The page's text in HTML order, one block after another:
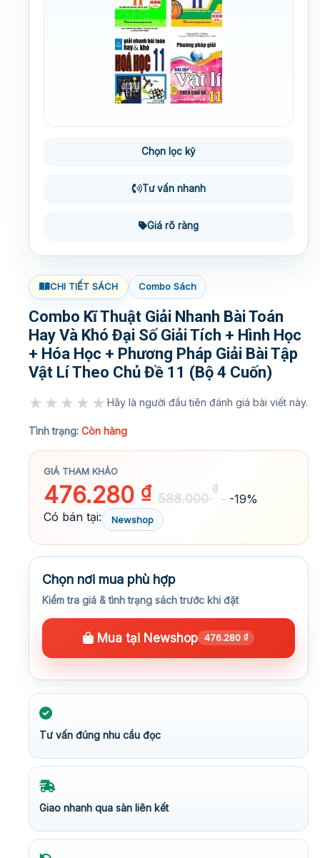
Chọn lọc kỹ
Tư vấn nhanh
Giá rõ ràng
CHI TIẾT SÁCH Combo Sách
Combo Kĩ Thuật Giải Nhanh Bài Toán
Hay Và Khó Đại Số Giải Tích + Hình Học
+ Hóa Học + Phương Pháp Giải Bài Tập
Vật Lí Theo Chủ Đề 11 (Bộ 4 Cuốn)
★★★★★ Hãy là người đầu tiên đánh giá bài viết này.
Tình trạng: Còn hàng
GIÁ THAM KHẢO
476.280 ₫ 588.000
₫
-19%
Có bán tại:
Newshop
Chọn nơi mua phù hợp
Kiểm tra giá & tình trạng sách trước khi đặt
Mua tại Newshop 476.280 ₫
Tư vấn đúng nhu cầu đọc
Giao nhanh qua sàn liên kết